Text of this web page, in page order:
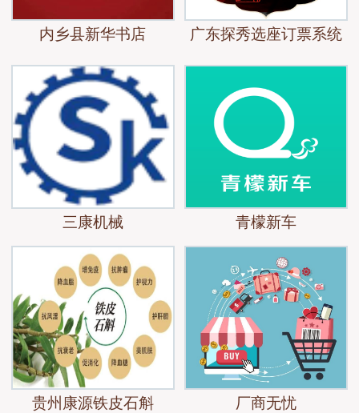
内乡县新华书店 广东探秀选座订票系统
三康机械 青檬新车
贵州康源铁皮石斛 厂商无忧